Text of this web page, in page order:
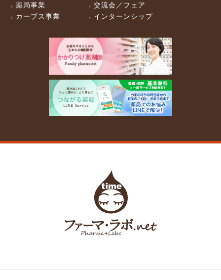
薬局事業
カーブス事業
交流会／フェア
インターンシップ